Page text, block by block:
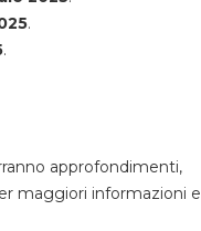
.
.
approfondimenti,
maggiori informazioni e